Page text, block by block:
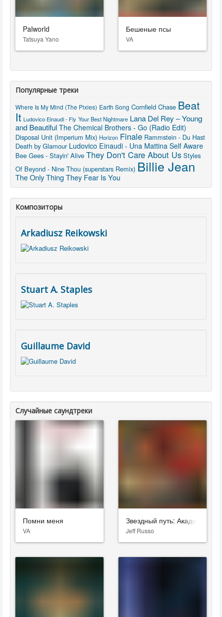
Palworld
Tatsuya Yano
Бешеные псы
VA
Популярные треки
Where Is My Mind (The Pixies) Earth Song Cornfield Chase Beat
It Ludovico Einaudi - Fly Your Best Nightmare Lana Del Rey – Young
and Beautiful The Chemical Brothers - Go (Radio Edit)
Disposal Unit (Imperium Mix) Horizon Finale Rammstein - Du Hast
Death by Glamour Ludovico Einaudi - Una Mattina Self Aware
Bee Gees - Stayin' Alive They Don't Care About Us Styles
Of Beyond - Nine Thou (superstars Remix) Billie Jean
The Only Thing They Fear Is You
Композиторы
Arkadiusz Reikowski
Stuart A. Staples
Guillaume David
Случайные саундтреки
Помни меня
VA
Звездный путь: Академия
Jeff Russo